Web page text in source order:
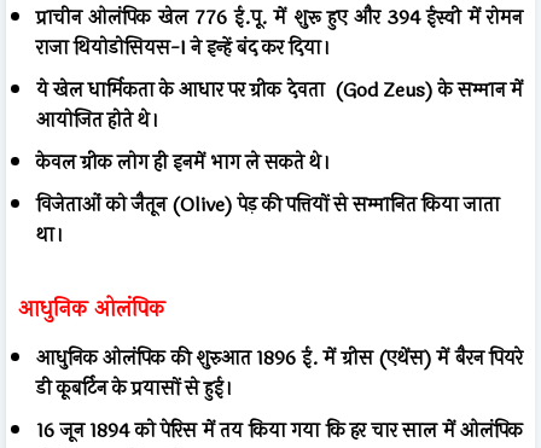
प्राचीन ओलंपिक खेल 776 ई.पू. में शुरू हुए और 394 ईस्वी में रोमन
राजा थियोडोसियस-I ने इन्हें बंद कर दिया।
ये खेल धार्मिकता के आधार पर ग्रीक देवता (God Zeus) के सम्मान में
आयोजित होते थे।
केवल ग्रीक लोग ही इनमें भाग ले सकते थे।
विजेताओं को जैतून (Olive) पेड़ की पत्तियों से सम्मानित किया जाता
था।
आधुनिक ओलंपिक
आधुनिक ओलंपिक की शुरुआत 1896 ई. में ग्रीस (एथेंस) में बैरन पियरे
डी कूबर्टिन के प्रयासों से हुई।
16 जून 1894 को पेरिस में तय किया गया कि हर चार साल में ओलंपिक